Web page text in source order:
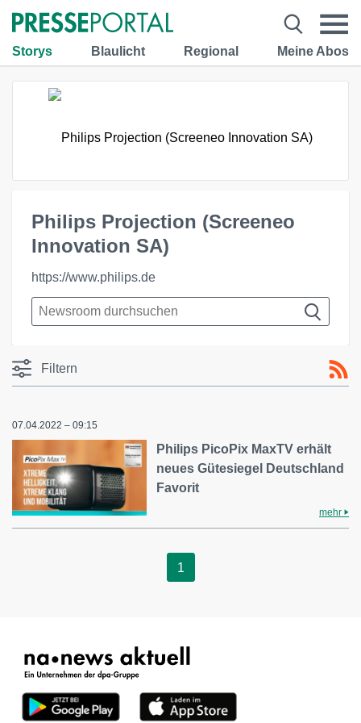
Storys Blaulicht Regional Meine Abos
Philips Projection (Screeneo
Innovation SA)
https://www.philips.de
Filtern
07.04.2022 – 09:15
Philips PicoPix MaxTV erhält
neues Gütesiegel Deutschland
Favorit
mehr
1